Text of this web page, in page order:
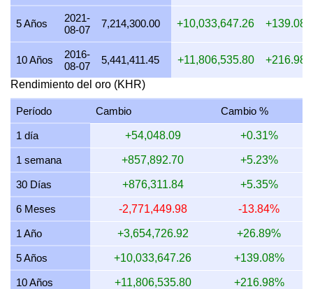
18 julio 2026 16,232,447.22
17 julio 2026
16 julio 2026 16,023,904.38 386,376.39 450,772.46
15 julio 2026 16,349,593.50
14 julio 2026 16,494,421.63 397,721.74 464,008.70
13 julio 2026 16,189,683.02 390,373.73 455,436.02
12 julio 2026 16,491,769.55 397,657.79 463,934.09
11 julio 2026 16,491,769.55 397,657.79 463,934.09
10 julio 2026 16,434,426.23 396,275.10 462,320.95
9 julio 2026 16,570,247.93 399,550.10 466,141.79
5 Años
2021-
08-07
7,214,300.00 +10,033,647.26
10 Años
2016-
08-07
5,441,411.45 +11,806,535.80
Rendimiento del oro (KHR)
Período Cambio Cambio %
1 día +54,048.09 +0.31%
1 semana +857,892.70 +5.23%
30 Días +876,311.84 +5.35%
6 Meses -2,771,449.98 -13.84%
1 Año +3,654,726.92 +26.89%
5 Años +10,033,647.26 +139.08%
10 Años +11,806,535.80 +216.98%